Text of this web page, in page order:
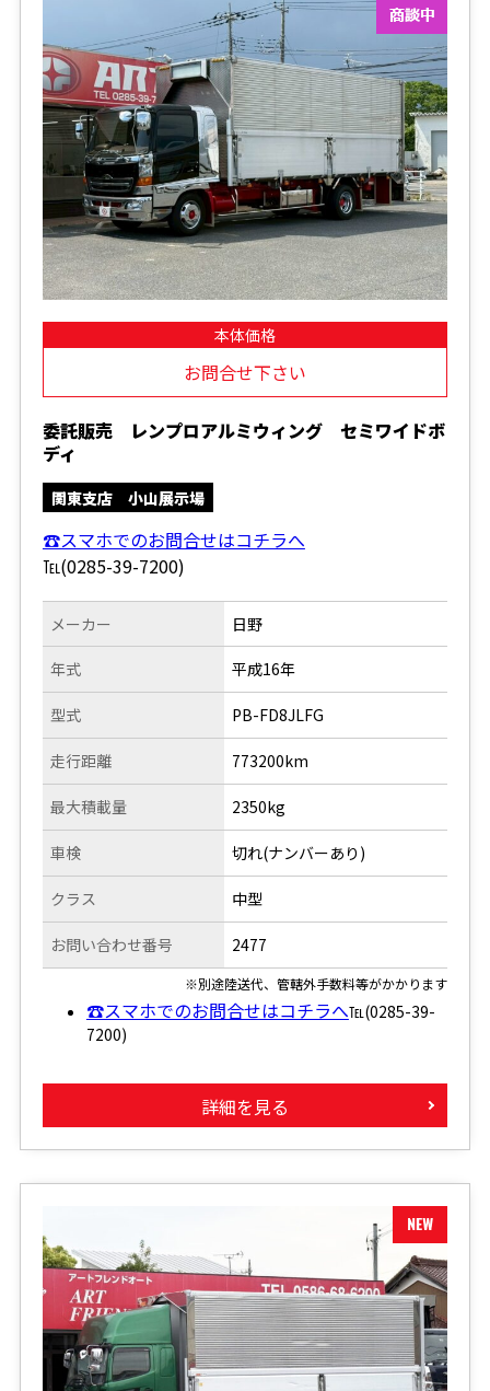
本体価格
お問合せ下さい
委託販売 レンプロアルミウィング セミワイドボ
ディ
関東支店 小山展示場
☎スマホでのお問合せはコチラへ
℡(0285-39-7200)
メーカー
年式
型式
走行距離
日野
平成16年
PB-FD8JLFG
773200km
最大積載量
車検
クラス
お問い合わせ番号
2350kg
切れ(ナンバーあり)
中型
2477
※別途陸送代、管轄外手数料等がかかります
☎スマホでのお問合せはコチラへ℡(0285-39-
7200)
詳細を見る